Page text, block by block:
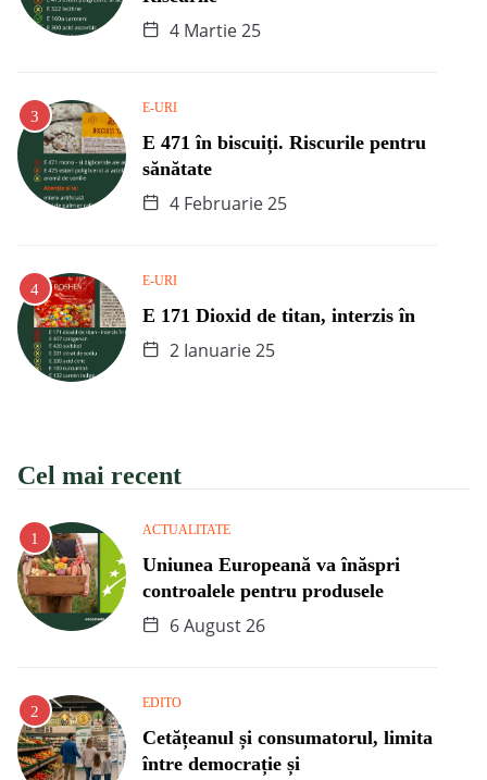
4 Martie 25
E-URI
E 471 în biscuiți. Riscurile pentru
sănătate
4 Februarie 25
E-URI
E 171 Dioxid de titan, interzis în
2 Ianuarie 25
Cel mai recent
ACTUALITATE
Uniunea Europeană va înăspri
controalele pentru produsele
6 August 26
EDITO
Cetățeanul și consumatorul, limita
între democrație și